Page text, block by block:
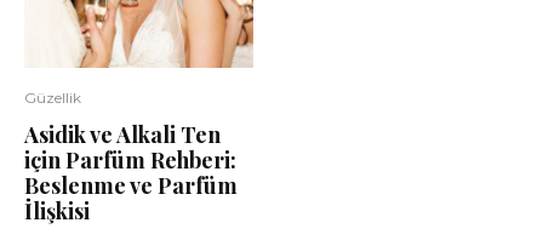
Güzellik
Asidik ve Alkali Ten
için Parfüm Rehberi:
Beslenme ve Parfüm
İlişkisi